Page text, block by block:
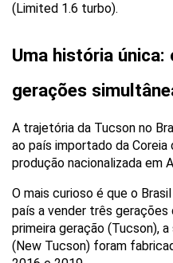
(Limited 1.6 turbo).
Uma história única:
gerações
A trajetória da Tucson no
ao país importado da
produção nacionalizada em
O mais curioso é que o
país a vender três
primeira geração (Tucson),
(New Tucson) foram